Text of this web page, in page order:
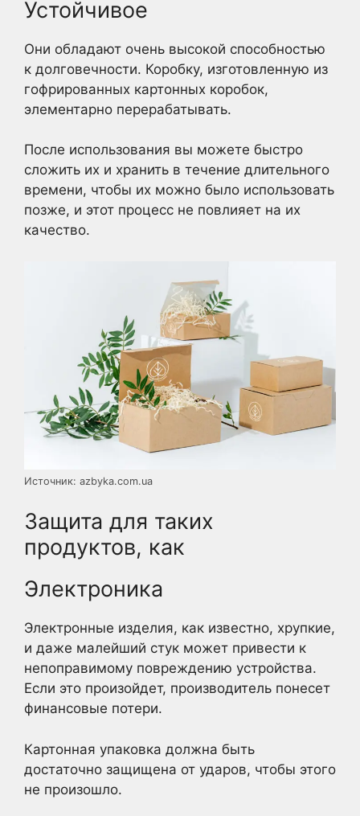
Устойчивое
Они обладают очень высокой способностью
к долговечности. Коробку, изготовленную из
гофрированных картонных коробок,
элементарно перерабатывать.
После использования вы можете быстро
сложить их и хранить в течение длительного
времени, чтобы их можно было использовать
позже, и этот процесс не повлияет на их
качество.
Источник: azbyka.com.ua
Защита для таких
продуктов, как
Электроника
Электронные изделия, как известно, хрупкие,
и даже малейший стук может привести к
непоправимому повреждению устройства.
Если это произойдет, производитель понесет
финансовые потери.
Картонная упаковка должна быть
достаточно защищена от ударов, чтобы этого
не произошло.